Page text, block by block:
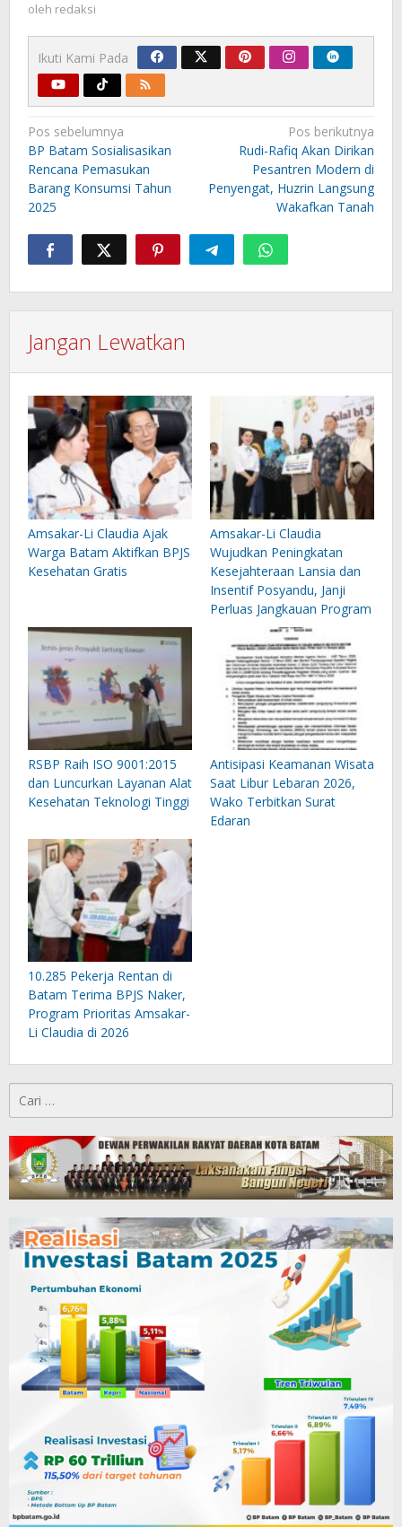
oleh redaksi
Ikuti Kami Pada
Navigasi
pos
Pos sebelumnya
BP Batam Sosialisasikan
Rencana Pemasukan
Barang Konsumsi Tahun
2025
Pos berikutnya
Rudi-Rafiq Akan Dirikan
Pesantren Modern di
Penyengat, Huzrin Langsung
Wakafkan Tanah
Jangan Lewatkan
Amsakar-Li Claudia Ajak
Warga Batam Aktifkan BPJS
Kesehatan Gratis
Amsakar-Li Claudia
Wujudkan Peningkatan
Kesejahteraan Lansia dan
Insentif Posyandu, Janji
Perluas Jangkauan Program
RSBP Raih ISO 9001:2015
dan Luncurkan Layanan Alat
Kesehatan Teknologi Tinggi
Antisipasi Keamanan Wisata
Saat Libur Lebaran 2026,
Wako Terbitkan Surat
Edaran
10.285 Pekerja Rentan di
Batam Terima BPJS Naker,
Program Prioritas Amsakar-
Li Claudia di 2026
untuk: